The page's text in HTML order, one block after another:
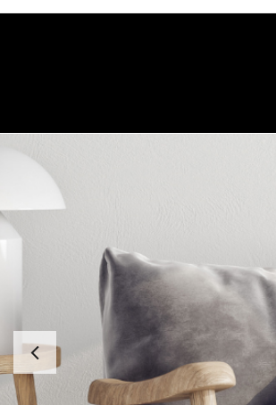
Anterior